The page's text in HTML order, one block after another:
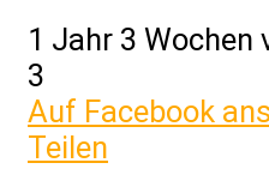
1 Jahr 3 Wochen
3
Auf Facebook
Teilen